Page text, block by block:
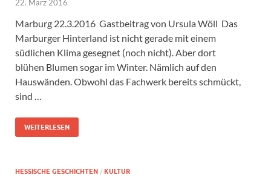
22. März 2016
Marburg 22.3.2016 Gastbeitrag von Ursula Wöll Das
Marburger Hinterland ist nicht gerade mit einem
südlichen Klima gesegnet (noch nicht). Aber dort
blühen Blumen sogar im Winter. Nämlich auf den
Hauswänden. Obwohl das Fachwerk bereits schmückt,
sind …
WEITERLESEN
HESSISCHE GESCHICHTEN / KULTUR